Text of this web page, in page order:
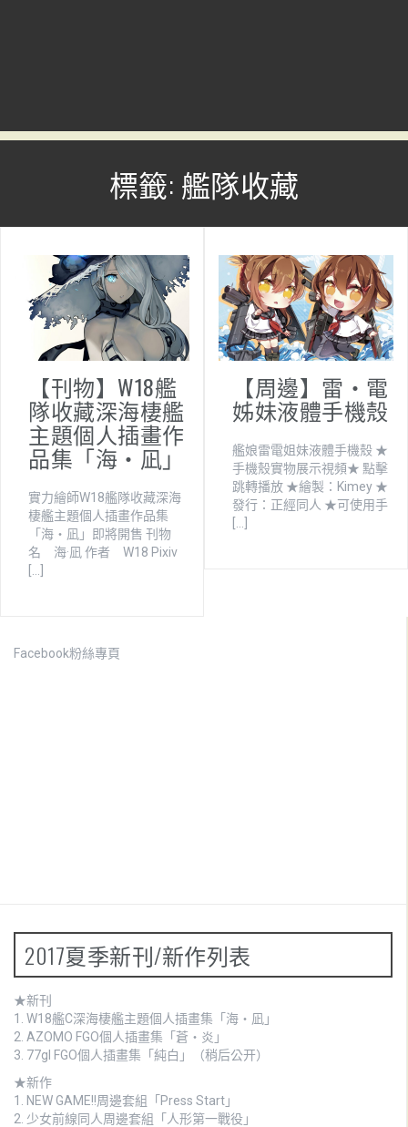
標籤: 艦隊收藏
【刊物】W18艦
隊收藏深海棲艦
主題個人插畫作
品集「海・凪」
實力繪師W18艦隊收藏深海
棲艦主題個人插畫作品集
「海・凪」即將開售 刊物
名 海·凪 作者 W18 Pixiv
[…]
【周邊】雷・電
姊妹液體手機殼
艦娘雷電姐妹液體手機殼 ★
手機殼實物展示視頻★ 點擊
跳轉播放 ★繪製：Kimey ★
發行：正經同人 ★可使用手
[…]
Facebook粉絲專頁
2017夏季新刊/新作列表
★新刊
1. W18艦C深海棲艦主題個人插畫集「海・凪」
2. AZOMO FGO個人插畫集「蒼・炎」
3. 77gl FGO個人插畫集「純白」（稍后公开）
★新作
1. NEW GAME!!周邊套組「Press Start」
2. 少女前線同人周邊套組「人形第一戰役」